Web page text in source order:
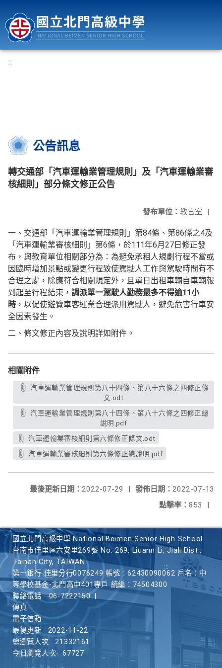
:::
公告訊息
轉交通部「汽車運輸業管理規則」及「汽車運輸業審
核細則」部分條文修正公告
發布單位： 教官室 |
一、交通部「汽車運輸業管理規則」第84條、第86條之4及
「汽車運輸業審核細則」第6條，於111年6月27日修正發
布，與教育單位相關部分為：為避免承租人規劃行程不當或
因臨時增加景點或變更行程致使駕駛人工作與駕駛時間有不
合理之處，除應符合相關規定外，且單日出租車輛自車輛報
到起至行程結束， 調派單一駕駛人勤務最多不得逾11小
時 ，以促使遊覽車客運業合理派用駕駛人，避免危害行車安
全因素發生。
二、條文修正內容及說明詳如附件。
相關附件
汽車運輸業管理規則第八十四條、第八十六條之四修正條
文.odt
汽車運輸業管理規則第八十四條、第八十六條之四修正總
說明.pdf
汽車運輸業審核細則第六條修正條文.odt
汽車運輸業審核細則第六條修正總說明.pdf
發佈日期： 2022-07-13
最後更新日期： 2022-07-29
|
點擊率： 853 |
國立北門高級中學 National Beimen Senior High School
台南市佳里區六安里269號 No. 269, Liuann Li, Jiali Dist.,
Tainan City, TAIWAN
第一銀行 佳里分行0076249 帳號：62430090062 戶名：中
等學校基金-北門高中401專戶 統編：74504300
聯絡電話
06-7222150
傳真
電子信箱
最後更新
2022-11-22
總瀏覽人次
21332161
今日瀏覽人次
67727